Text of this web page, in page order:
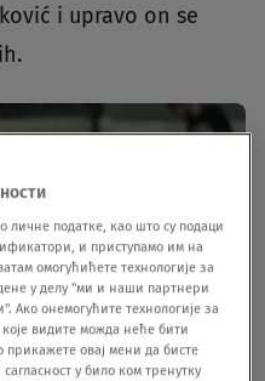
i upravo on se
личне податке, као што су подаци
и приступамо им на
омогућићете технологије за
у делу "ми и наши партнери
Ако онемогућите технологије за
видите можда неће бити
овај мени да бисте
у било ком тренутку